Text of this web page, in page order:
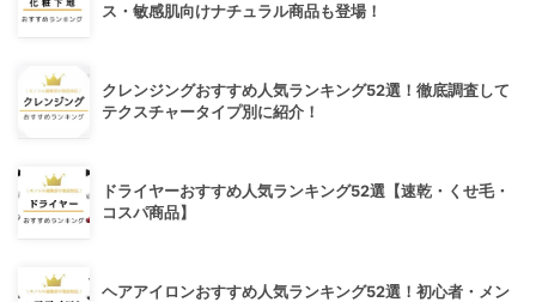
ス・敏感肌向けナチュラル商品も登場！
クレンジングおすすめ人気ランキング52選！徹底調査して
テクスチャータイプ別に紹介！
ドライヤーおすすめ人気ランキング52選【速乾・くせ毛・
コスパ商品】
ヘアアイロンおすすめ人気ランキング52選！初心者・メン